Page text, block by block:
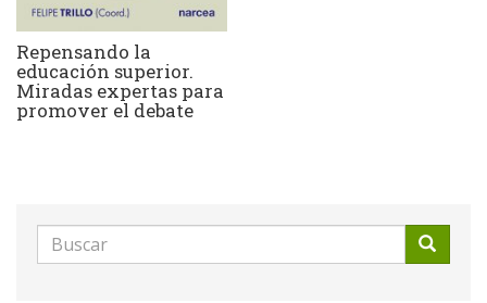
Repensando la
educación superior.
Miradas expertas para
promover el debate
Formulario
de